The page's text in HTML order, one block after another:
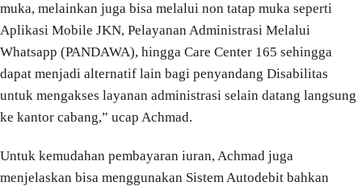
muka, melainkan juga bisa melalui non tatap muka seperti
Aplikasi Mobile JKN, Pelayanan Administrasi Melalui
Whatsapp (PANDAWA), hingga Care Center 165 sehingga
dapat menjadi alternatif lain bagi penyandang Disabilitas
untuk mengakses layanan administrasi selain datang langsung
ke kantor cabang,” ucap Achmad.
Untuk kemudahan pembayaran iuran, Achmad juga
menjelaskan bisa menggunakan Sistem Autodebit bahkan